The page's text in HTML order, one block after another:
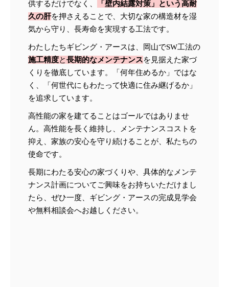
供するだけでなく、
「壁内結露対策」という高耐
久の肝を押さえることで、大切な家の構造材を湿
気から守り、長寿命を実現する工法です。
わたしたちギビング・アースは、岡山でSW工法の
施工精度と長期的なメンテナンスを見据えた家づ
くりを徹底しています。「何年住めるか」ではな
く、「何世代にもわたって快適に住み継げるか」
を追求しています。
高性能の家を建てることはゴールではありませ
ん。高性能を長く維持し、メンテナンスコストを
抑え、家族の安心を守り続けることが、私たちの
使命です。
長期にわたる安心の家づくりや、具体的なメンテ
ナンス計画についてご興味をお持ちいただけまし
たら、ぜひ一度、ギビング・アースの完成見学会
や無料相談会へお越しください。